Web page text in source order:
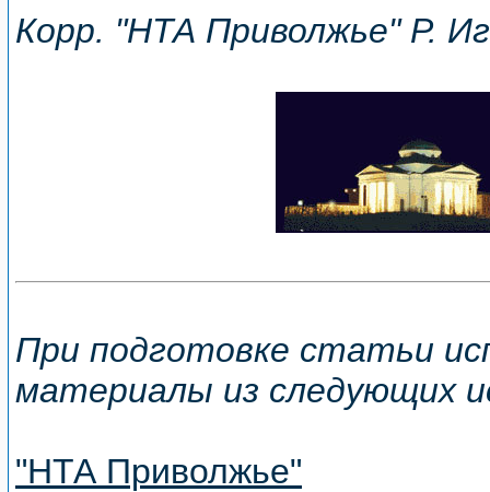
Корр. "НТА Приволжье" Р.
При подготовке статьи
материалы из следующих
"НТА Приволжье"